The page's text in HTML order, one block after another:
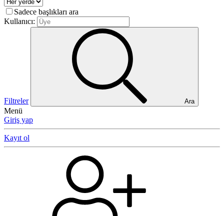
Sadece başlıkları ara
Kullanıcı:
Filtreler Ara
Menü
Giriş yap
Kayıt ol